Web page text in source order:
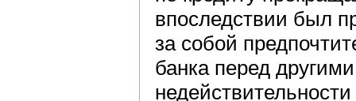
впоследствии был
за собой
банка перед